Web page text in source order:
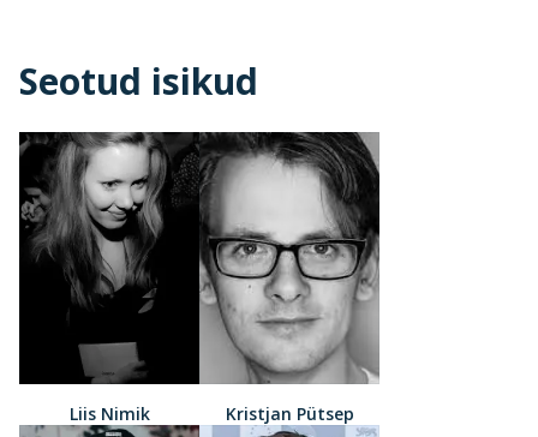
Seotud isikud
Liis Nimik Kristjan Pütsep